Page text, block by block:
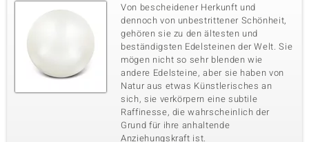
Von bescheidener Herkunft und
dennoch von unbestrittener Schönheit,
gehören sie zu den ältesten und
beständigsten Edelsteinen der Welt. Sie
mögen nicht so sehr blenden wie
andere Edelsteine, aber sie haben von
Natur aus etwas Künstlerisches an
sich, sie verkörpern eine subtile
Raffinesse, die wahrscheinlich der
Grund für ihre anhaltende
Anziehungskraft ist.